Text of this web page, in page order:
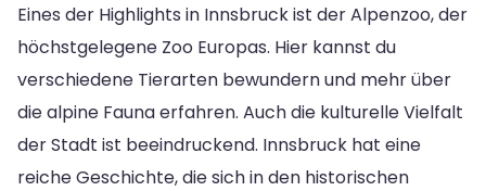
Eines der Highlights in Innsbruck ist der Alpenzoo, der
höchstgelegene Zoo Europas. Hier kannst du
verschiedene Tierarten bewundern und mehr über
die alpine Fauna erfahren. Auch die kulturelle Vielfalt
der Stadt ist beeindruckend. Innsbruck hat eine
reiche Geschichte, die sich in den historischen